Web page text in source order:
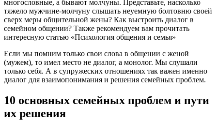
многословные, а бывают молчуны. Представьте, насколько
тяжело мужчине-молчуну слышать неуемную болтовню своей
сверх меры общительной жены? Как выстроить диалог в
семейном общении? Также рекомендуем вам прочитать
интересную статью «Психология общения и семья»
Если мы помним только свои слова в общении с женой
(мужем), то имел место не диалог, а монолог. Мы слушали
только себя. А в супружеских отношениях так важен именно
диалог для взаимопонимания и решения семейных проблем.
10 основных семейных проблем и пути
их решения